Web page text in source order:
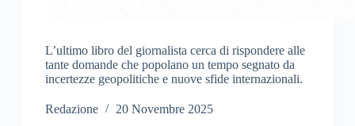
L’ultimo libro del giornalista cerca di rispondere alle
tante domande che popolano un tempo segnato da
incertezze geopolitiche e nuove sfide internazionali.
Redazione 20 Novembre 2025